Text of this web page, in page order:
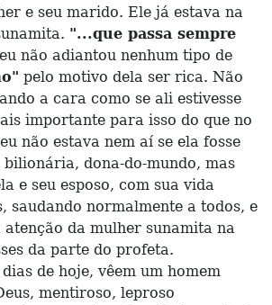
e seu marido. Ele já estava na
"...que passa sempre
não adiantou nenhum tipo de
pelo motivo dela ser rica. Não
a cara como se ali estivesse
importante para isso do que no
não estava nem aí se ela fosse
dona-do-mundo, mas
e seu esposo, com sua vida
saudando normalmente a todos, e
atenção da mulher sunamita na
da parte do profeta.
de hoje, vêem um homem
mentiroso, leproso